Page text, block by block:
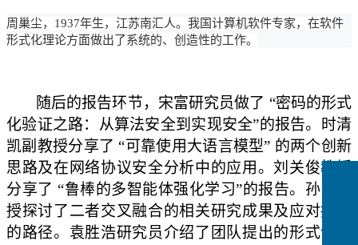
周巢尘， 1937年生，江苏南汇人。我国计算机软件专家，在软件
形式化理论方面做出了系统的、创造性的工作。
随后的报告环节，宋富研究员做了 “密码的形式
化验证之路：从算法安全到实现安全”的报告。时清
凯副教授分享了 “可靠使用大语言模型” 的两个创新
思路及在网络协议安全分析中的应用。刘关俊教授
分享了 “鲁棒的多智能体强化学习”的报告。孙猛教
授探讨了二者交叉融合的相关研究成果及应对挑战
的路径。袁胜浩研究员介绍了团队提出的形式语义